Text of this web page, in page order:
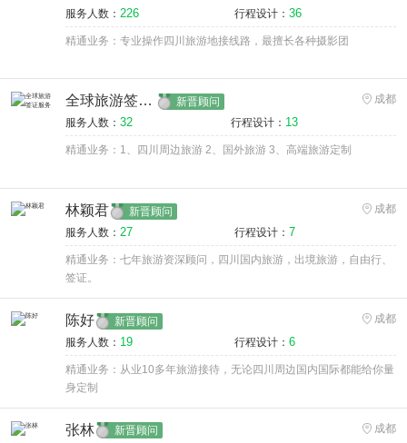
服务人数： 226 行程设计： 36
精通业务：专业操作四川旅游地接线路，最擅长各种摄影团
全球旅游签证服务 新晋顾问
成都
服务人数： 32 行程设计： 13
精通业务：1、四川周边旅游 2、国外旅游 3、高端旅游定制
林颖君 新晋顾问
成都
服务人数： 27 行程设计： 7
精通业务：七年旅游资深顾问，四川国内旅游，出境旅游，自由行、
签证。
陈好 新晋顾问
成都
服务人数： 19 行程设计： 6
精通业务：从业10多年旅游接待，无论四川周边国内国际都能给你量
身定制
张林 新晋顾问
成都